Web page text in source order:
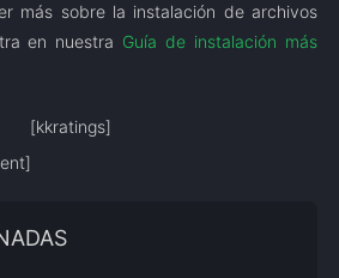
más sobre la instalación de archivos
en nuestra Guía de instalación más
[kkratings]